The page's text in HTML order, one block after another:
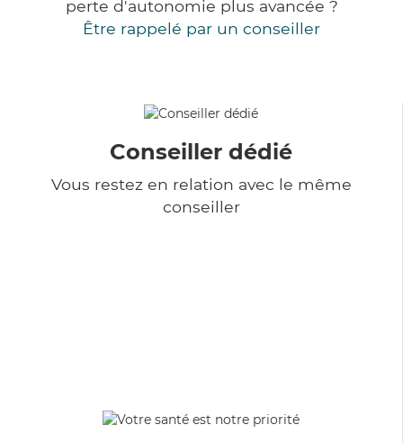
perte d'autonomie plus avancée ?
Être rappelé par un conseiller
Conseiller dédié
Vous restez en relation avec le même
conseiller